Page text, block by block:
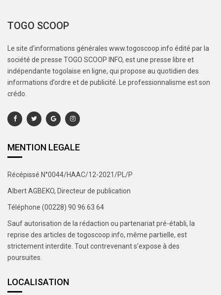
TOGO SCOOP
Le site d’informations générales www.togoscoop.info édité par la
société de presse TOGO SCOOP INFO, est une presse libre et
indépendante togolaise en ligne, qui propose au quotidien des
informations d’ordre et de publicité. Le professionnalisme est son
crédo.
MENTION LEGALE
Récépissé N°0044/HAAC/12-2021/PL/P
Albert AGBEKO, Directeur de publication
Téléphone (00228) 90 96 63 64
Sauf autorisation de la rédaction ou partenariat pré-établi, la
reprise des articles de togoscoop.info, même partielle, est
strictement interdite. Tout contrevenant s’expose à des
poursuites.
LOCALISATION